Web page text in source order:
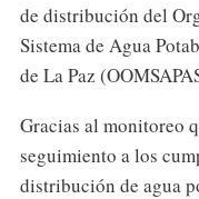
de distribución del
Sistema de Agua
de La Paz
Gracias al monitoreo
seguimiento a los
distribución de agua